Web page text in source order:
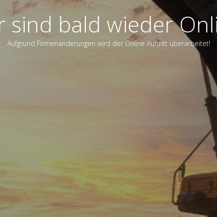
sind bald wieder
Aufgrund Firmenänderungen wird der Online Auftritt überarbeitet!